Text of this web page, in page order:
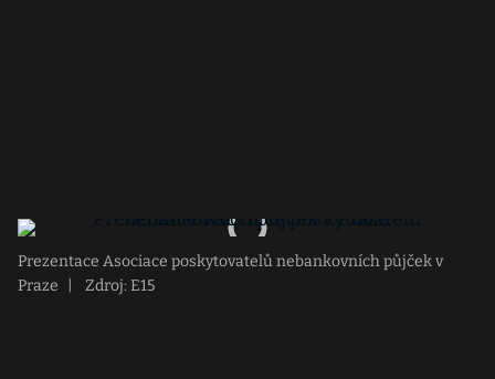
Prezentace Asociace poskytovatelů nebankovních půjček v
Praze
Zdroj: E15